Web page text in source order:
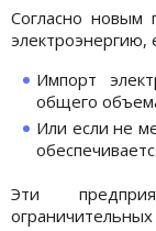
Согласно новым
электроэнергию,
Импорт
общего
Или если не
Эти